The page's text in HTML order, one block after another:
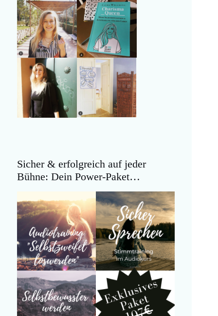
Sicher & erfolgreich auf jeder
Bühne: Dein Power-Paket…